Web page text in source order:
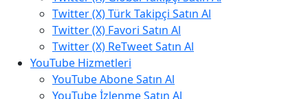
Twitter (X) Türk Takipçi Satın Al
Twitter (X) Favori Satın Al
Twitter (X) ReTweet Satın Al
YouTube Hizmetleri
YouTube Abone Satın Al
YouTube İzlenme Satın Al